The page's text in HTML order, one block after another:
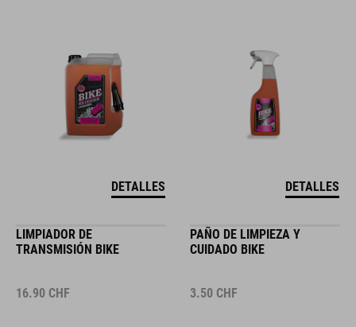
DETALLES DETALLES
LIMPIADOR DE
TRANSMISIÓN BIKE
16.90 CHF
PAÑO DE LIMPIEZA Y
CUIDADO BIKE
3.50 CHF